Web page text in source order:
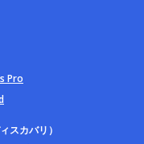
Pro
スカバリ）